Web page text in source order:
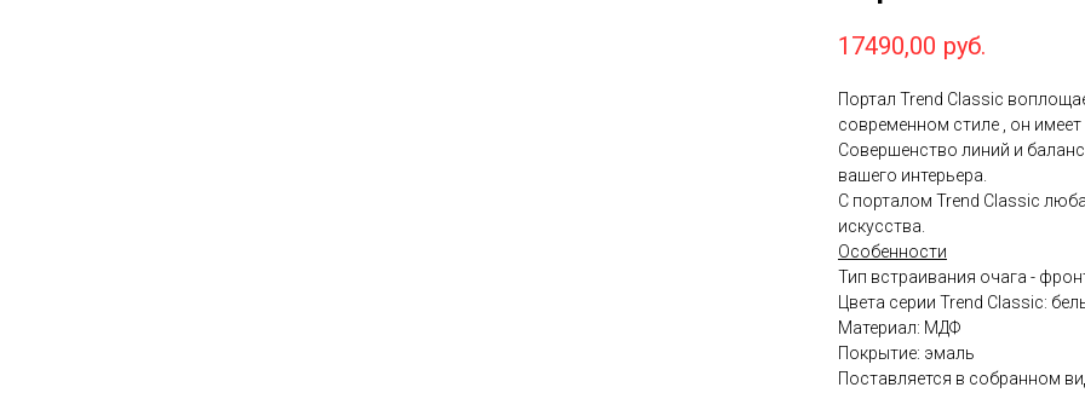
17490,00 руб.
Портал Trend Classic
современном стиле , он
Совершенство линий и
вашего интерьера.
С порталом Trend Classic
искусства.
Особенности
Тип встраивания очага -
Цвета серии Trend Classic:
Материал: МДФ
Покрытие: эмаль
Поставляется в собранном